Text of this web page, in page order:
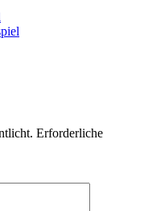
Erforderliche